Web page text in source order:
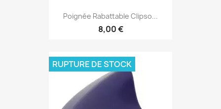
Poignée Rabattable Clipso...
8,00 €
RUPTURE DE STOCK